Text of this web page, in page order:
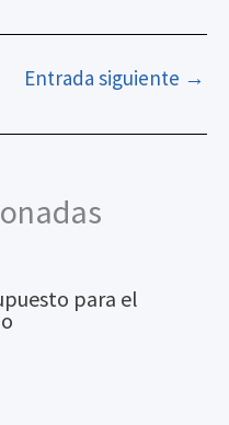
Entrada siguiente →
para el